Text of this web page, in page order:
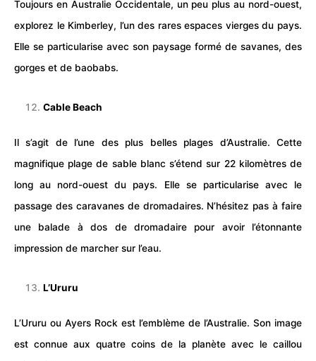
Toujours en Australie Occidentale, un peu plus au nord-ouest,
explorez le Kimberley, l’un des rares espaces vierges du pays.
Elle se particularise avec son paysage formé de savanes, des
gorges et de baobabs.
Cable Beach
Il s’agit de l’une des plus belles plages d’Australie. Cette
magnifique plage de sable blanc s’étend sur 22 kilomètres de
long au nord-ouest du pays. Elle se particularise avec le
passage des caravanes de dromadaires. N’hésitez pas à faire
une balade à dos de dromadaire pour avoir l’étonnante
impression de marcher sur l’eau.
L’Ururu
L’Ururu ou Ayers Rock est l’emblème de l’Australie. Son image
est connue aux quatre coins de la planète avec le caillou